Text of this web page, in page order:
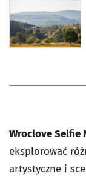
otworzy się w
Wroclove Selfie
eksplorować
artystyczne i